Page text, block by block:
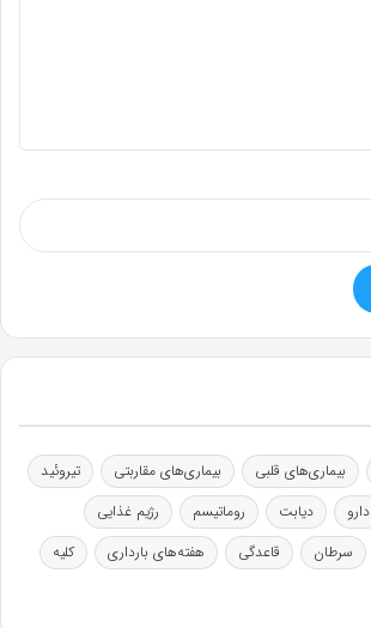
بیماری‌های قلبی بیماری‌های مقاربتی
تیروئید
دارو دیابت روماتیسم
رژیم غذایی
سرطان قاعدگی هفته‌های بارداری
کلیه